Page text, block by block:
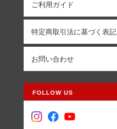
ご利用ガイド
特定商取引法に基づく表記
お問い合わせ
FOLLOW US